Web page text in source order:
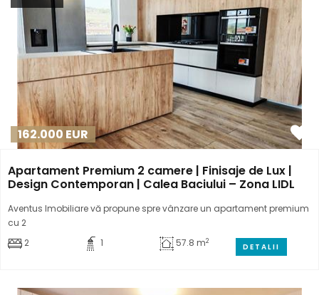
162.000 EUR
Apartament Premium 2 camere | Finisaje de Lux |
Design Contemporan | Calea Baciului – Zona LIDL
Aventus Imobiliare vă propune spre vânzare un apartament premium
cu 2
2
1 57.8 m2
DETALII